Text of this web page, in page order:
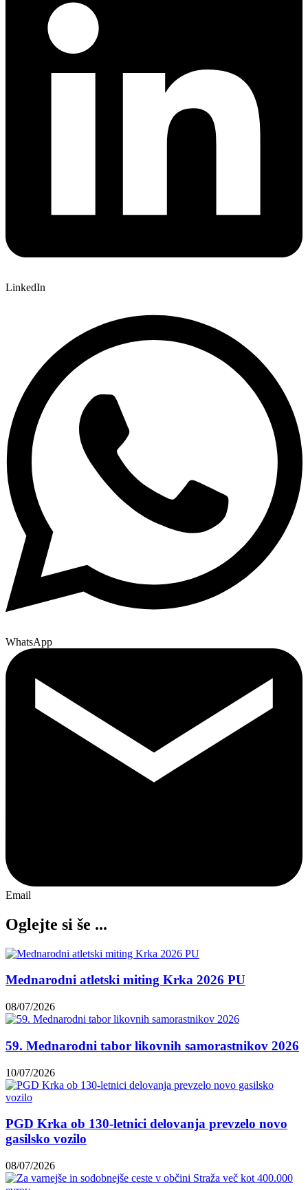
LinkedIn
WhatsApp
Email
Oglejte si še ...
Mednarodni atletski miting Krka 2026 PU
08/07/2026
59. Mednarodni tabor likovnih samorastnikov 2026
10/07/2026
PGD Krka ob 130-letnici delovanja prevzelo novo
gasilsko vozilo
08/07/2026